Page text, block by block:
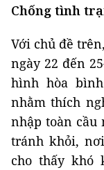
Chống tình
Với chủ đề
ngày 22 đến
hình hòa
nhằm thích
nhập toàn
tránh khỏi,
cho thấy khó